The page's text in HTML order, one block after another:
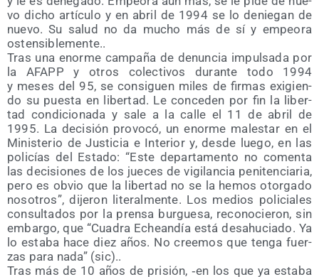
vo dicho artícu­lo y en abril de 1994 se lo denie­gan de
nue­vo. Su salud no da mucho más de sí y empeo­ra
ostensiblemente..
Tras una enor­me cam­pa­ña de denun­cia impul­sa­da por
la AFAPP y otros colec­ti­vos duran­te todo 1994
y meses del 95, se con­si­guen miles de fir­mas exi­gien­
do su pues­ta en liber­tad. Le con­ce­den por fin la liber­
tad con­di­cio­na­da y sale a la calle el 11 de abril de
1995. La deci­sión pro­vo­có, un enor­me males­tar en el
Minis­te­rio de Jus­ti­cia e Inte­rior y, des­de lue­go, en las
poli­cías del Esta­do: “Este depar­ta­men­to no comen­ta
las deci­sio­nes de los jue­ces de vigi­lan­cia peni­ten­cia­ria,
pero es obvio que la liber­tad no se la hemos otor­ga­do
noso­tros”, dije­ron lite­ral­men­te. Los medios poli­cia­les
con­sul­ta­dos por la pren­sa bur­gue­sa, reco­no­cie­ron, sin
embar­go, que “Cua­dra Echean­día está desahu­cia­do. Ya
lo esta­ba hace diez años. No cree­mos que ten­ga fuer­
zas para nada” (sic)..
Tras más de 10 años de pri­sión, ‑en los que ya esta­ba